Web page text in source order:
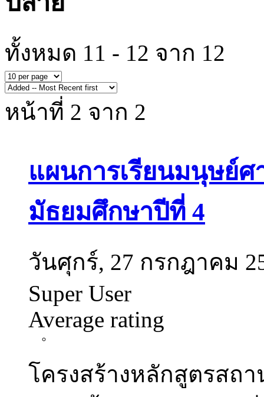
ทั้งหมด 11 - 12 จาก 12
หน้าที่ 2 จาก 2
แผนการเรียนมนุษย์
มัธยมศึกษาปีที่ 4
วันศุกร์, 27 กรกฎาคม
Super User
Average rating
โครงสร้างหลักสูตรสถ